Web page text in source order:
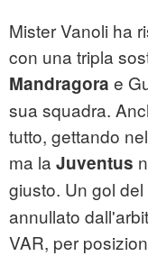
Mister Vanoli ha
con una tripla
Mandragora e
sua squadra.
tutto, gettando
ma la Juventus
giusto. Un gol
annullato
VAR, per